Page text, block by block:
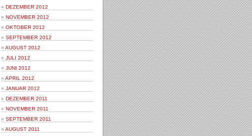
DEZEMBER 2012
NOVEMBER 2012
OKTOBER 2012
SEPTEMBER 2012
AUGUST 2012
JULI 2012
JUNI 2012
APRIL 2012
JANUAR 2012
DEZEMBER 2011
NOVEMBER 2011
SEPTEMBER 2011
AUGUST 2011